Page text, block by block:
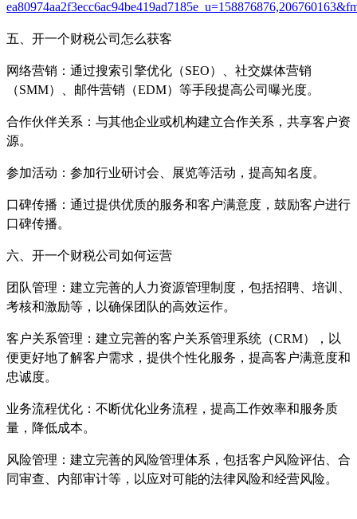
五、开一个财税公司怎么获客
网络营销：通过搜索引擎优化（SEO）、社交媒体营销
（SMM）、邮件营销（EDM）等手段提高公司曝光度。
合作伙伴关系：与其他企业或机构建立合作关系，共享客户资
源。
参加活动：参加行业研讨会、展览等活动，提高知名度。
口碑传播：通过提供优质的服务和客户满意度，鼓励客户进行
口碑传播。
六、开一个财税公司如何运营
团队管理：建立完善的人力资源管理制度，包括招聘、培训、
考核和激励等，以确保团队的高效运作。
客户关系管理：建立完善的客户关系管理系统（CRM），以
便更好地了解客户需求，提供个性化服务，提高客户满意度和
忠诚度。
业务流程优化：不断优化业务流程，提高工作效率和服务质
量，降低成本。
风险管理：建立完善的风险管理体系，包括客户风险评估、合
同审查、内部审计等，以应对可能的法律风险和经营风险。